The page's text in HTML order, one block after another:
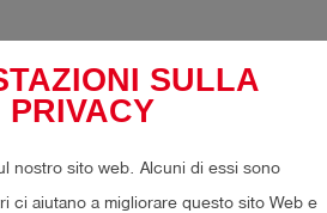
SULLA
PRIVACY
nostro sito web. Alcuni di essi sono
ci aiutano a migliorare questo sito Web e